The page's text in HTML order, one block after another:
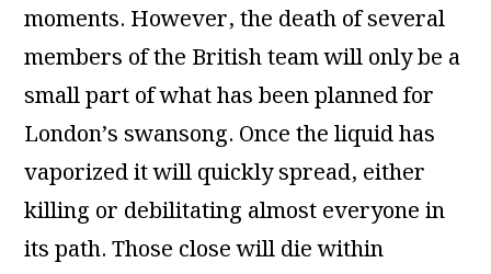
moments. However, the death of several
members of the British team will only be a
small part of what has been planned for
London’s swansong. Once the liquid has
vaporized it will quickly spread, either
killing or debilitating almost everyone in
its path. Those close will die within